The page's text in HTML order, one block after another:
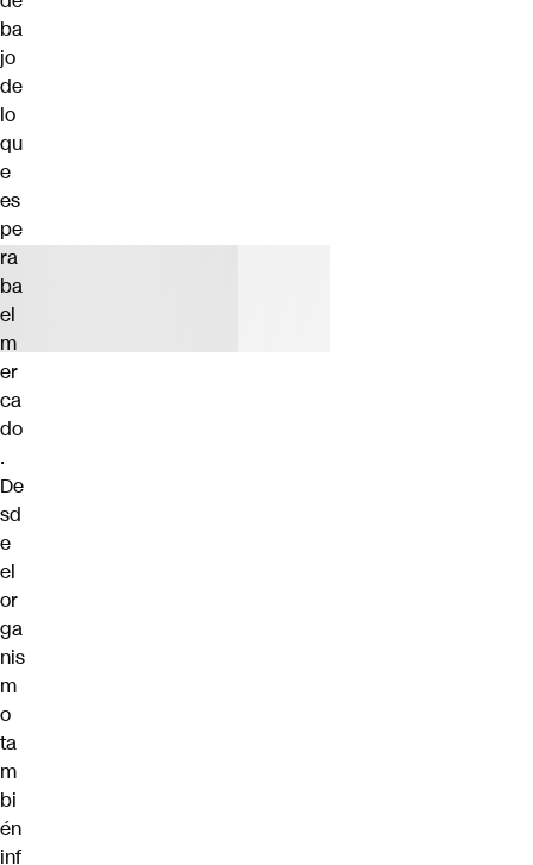
ba
jo
de
lo
qu
e
es
pe
ra
ba
el
m
er
ca
do
.
De
sd
e
el
or
ga
nis
m
o
ta
m
bi
én
inf